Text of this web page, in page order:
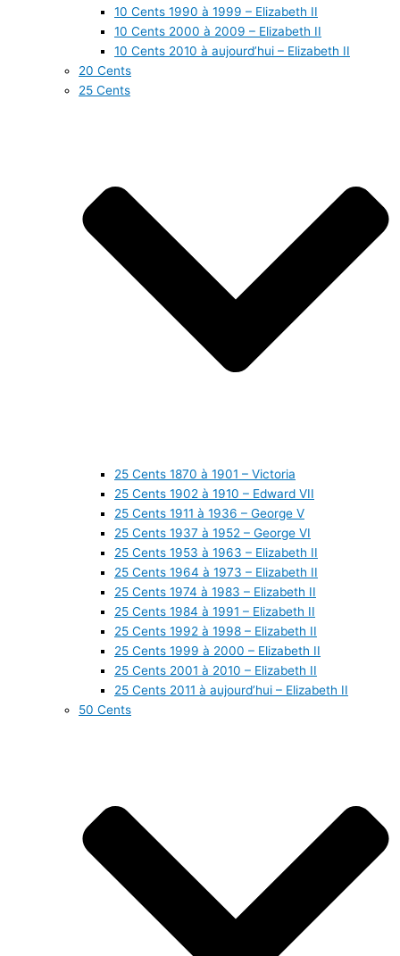
10 Cents 1990 à 1999 – Elizabeth II
10 Cents 2000 à 2009 – Elizabeth II
10 Cents 2010 à aujourd’hui – Elizabeth II
20 Cents
25 Cents
25 Cents 1870 à 1901 – Victoria
25 Cents 1902 à 1910 – Edward VII
25 Cents 1911 à 1936 – George V
25 Cents 1937 à 1952 – George VI
25 Cents 1953 à 1963 – Elizabeth II
25 Cents 1964 à 1973 – Elizabeth II
25 Cents 1974 à 1983 – Elizabeth II
25 Cents 1984 à 1991 – Elizabeth II
25 Cents 1992 à 1998 – Elizabeth II
25 Cents 1999 à 2000 – Elizabeth II
25 Cents 2001 à 2010 – Elizabeth II
25 Cents 2011 à aujourd’hui – Elizabeth II
50 Cents